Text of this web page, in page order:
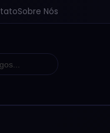
Sobre Nós